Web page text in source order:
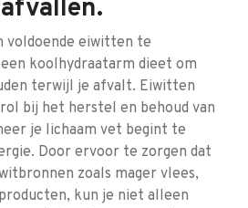
voldoende eiwitten te
koolhydraatarm dieet om
terwijl je afvalt. Eiwitten
bij het herstel en behoud van
je lichaam vet begint te
Door ervoor te zorgen dat
zoals mager vlees,
kun je niet alleen